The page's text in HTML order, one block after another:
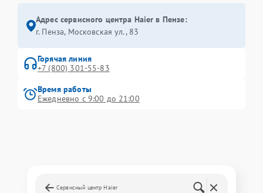
Адрес сервисного центра Haier в Пензе:
г. Пенза, Московская ул., 83
Горячая линия
+7 (800) 301-55-83
Время работы
Ежедневно с 9:00 до 21:00
Сервисный центр Haier